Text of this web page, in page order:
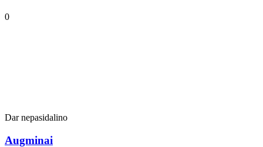
0
Dar nepasidalino
Augminai